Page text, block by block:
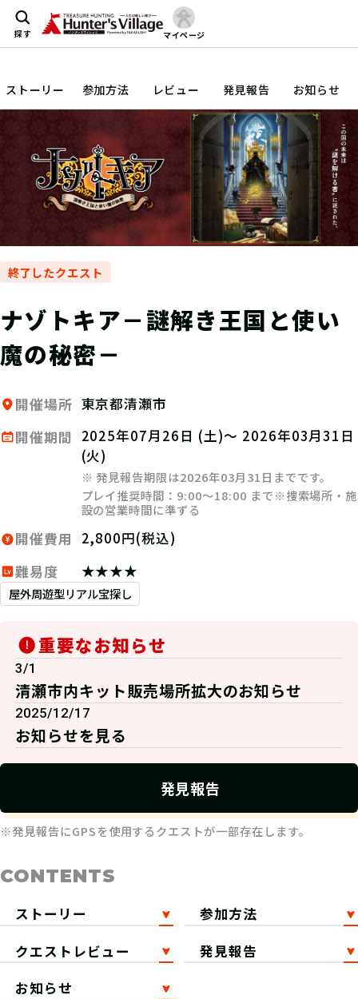
探す マイページ
ストーリー 参加方法 レビュー 発見報告 お知らせ
終了したクエスト
ナゾトキア－謎解き王国と使い
魔の秘密－
開催場所 東京都清瀬市
開催期間
2025年07月26日 (土)～ 2026年03月31日
(火)
※ 発見報告期限は2026年03月31日までです。
プレイ推奨時間：9:00～18:00 まで※捜索場所・施
設の営業時間に準ずる
開催費用
2,800円(税込)
難易度
★★★★
屋外周遊型リアル宝探し
重要なお知らせ
3/1
清瀬市内キット販売場所拡大のお知らせ
2025/12/17
お知らせを見る
発見報告
※発見報告にGPSを使用するクエストが一部存在します。
CONTENTS
ストーリー
参加方法
クエストレビュー
発見報告
お知らせ